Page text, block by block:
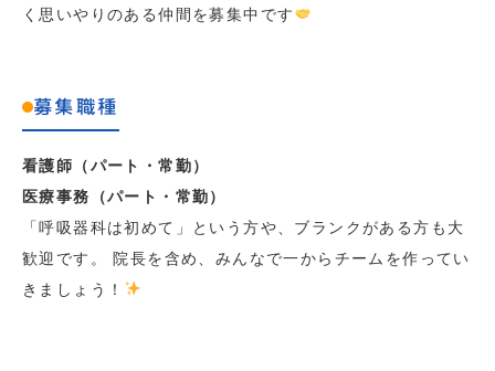
く思いやりのある仲間を募集中です
募集職種
看護師（パート・常勤）
医療事務（パート・常勤）
「呼吸器科は初めて」という方や、ブランクがある方も大
歓迎です。 院長を含め、みんなで一からチームを作ってい
きましょう！